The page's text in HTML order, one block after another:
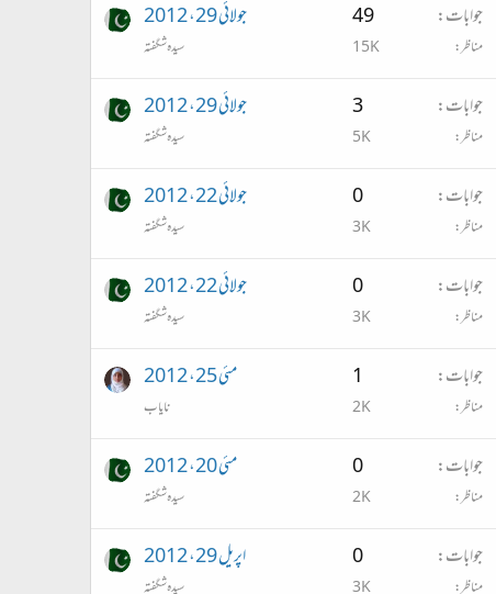
جوابات 49
مناظر 15K
جولائی 29، 2012
سیدہ شگفتہ
جوابات 3
مناظر 5K
جولائی 29، 2012
سیدہ شگفتہ
جوابات 0
مناظر 3K
جولائی 22، 2012
سیدہ شگفتہ
جوابات 0
مناظر 3K
جولائی 22، 2012
سیدہ شگفتہ
جوابات 1
مناظر 2K
مئی 25، 2012
نایاب
جوابات 0
مناظر 2K
مئی 20، 2012
سیدہ شگفتہ
جوابات 0
مناظر 3K
اپریل 29، 2012
سیدہ شگفتہ